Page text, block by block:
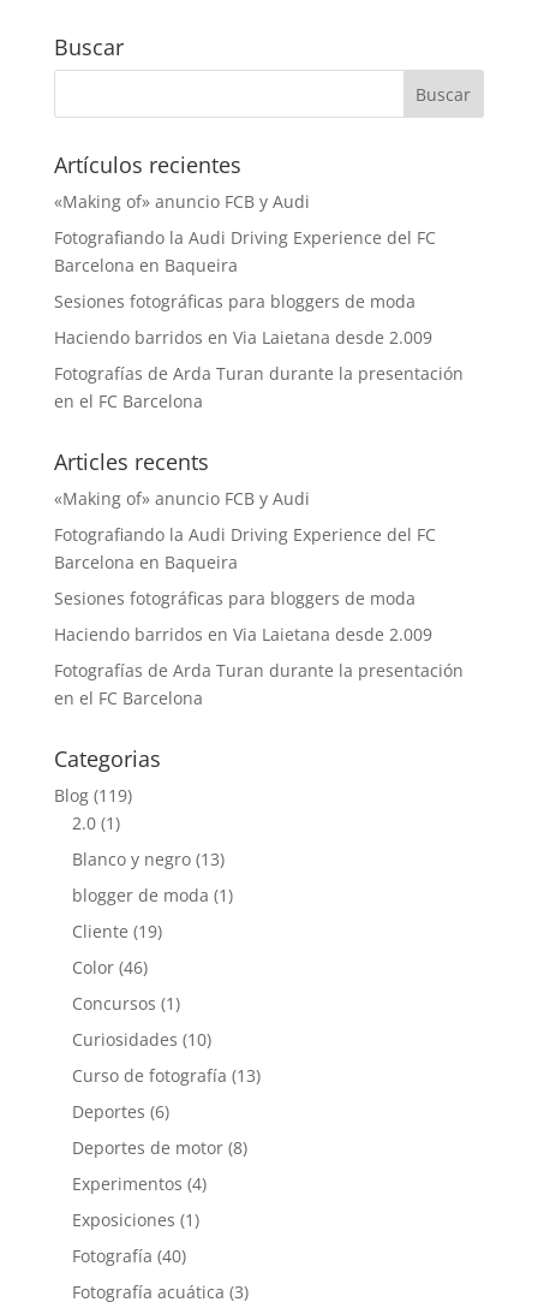
Buscar
Artículos recientes
«Making of» anuncio FCB y Audi
Fotografiando la Audi Driving Experience del FC
Barcelona en Baqueira
Sesiones fotográficas para bloggers de moda
Haciendo barridos en Via Laietana desde 2.009
Fotografías de Arda Turan durante la presentación
en el FC Barcelona
Articles recents
«Making of» anuncio FCB y Audi
Fotografiando la Audi Driving Experience del FC
Barcelona en Baqueira
Sesiones fotográficas para bloggers de moda
Haciendo barridos en Via Laietana desde 2.009
Fotografías de Arda Turan durante la presentación
en el FC Barcelona
Categorias
Blog(119)
2.0(1)
Blanco y negro(13)
blogger de moda (1)
Cliente (19)
Color(46)
Concursos (1)
Curiosidades (10)
Curso de fotografía (13)
Deportes (6)
Deportes de motor(8)
Experimentos (4)
Exposiciones (1)
Fotografía (40)
Fotografía acuática (3)